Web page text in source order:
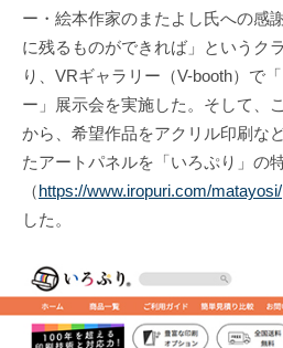
ー・絵本作家のまたよし氏への感
に残るものができれば」というク
り、VRギャラリー（V-booth）で
ー」展示会を実施した。そして、
から、希望作品をアクリル印刷な
たアートパネルを「いろぷり」の
（https://www.iropuri.com/matayosi/
した。